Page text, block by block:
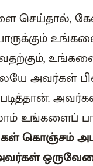
செய்தால்,
அவர்கள்
உங்களைப்
கொஞ்சம்